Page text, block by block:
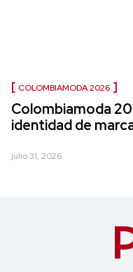
COLOMBIAMODA 2026
Colombiamoda
identidad de
julio 31, 2026